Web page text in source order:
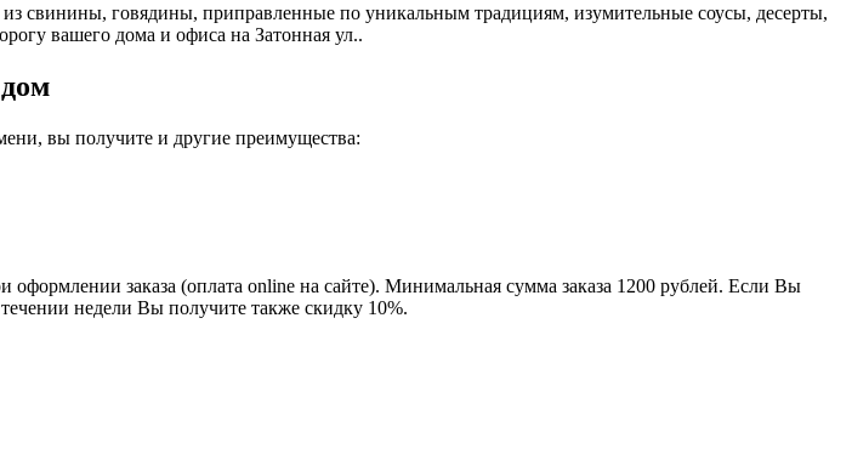
говядины, приправленные по уникальным традициям, изумительные соусы, десерты,
вашего дома и офиса на Затонная ул..
вы получите и другие преимущества:
заказа (оплата online на сайте). Минимальная сумма заказа 1200 рублей. Если Вы
недели Вы получите также скидку 10%.